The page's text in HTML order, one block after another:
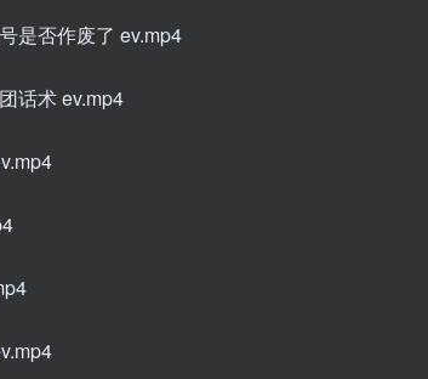
是否作废了 ev.mp4
话术 ev.mp4